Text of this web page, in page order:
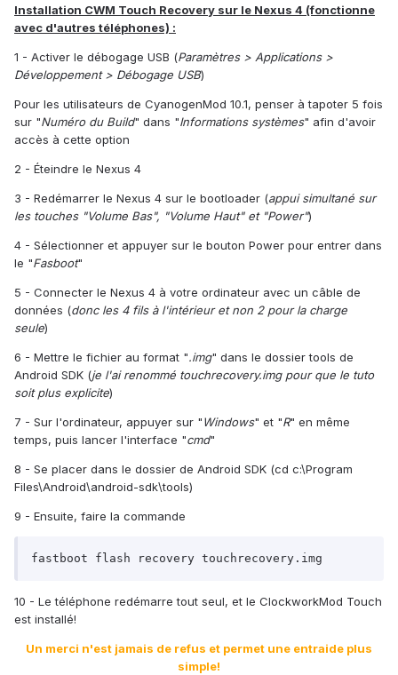
Installation CWM Touch Recovery sur le Nexus 4 (fonctionne
avec d'autres téléphones) :
1 - Activer le débogage USB (Paramètres > Applications >
Développement > Débogage USB)
Pour les utilisateurs de CyanogenMod 10.1, penser à tapoter 5 fois
sur "Numéro du Build" dans "Informations systèmes" afin d'avoir
accès à cette option
2 - Éteindre le Nexus 4
3 - Redémarrer le Nexus 4 sur le bootloader (appui simultané sur
les touches "Volume Bas", "Volume Haut" et "Power")
4 - Sélectionner et appuyer sur le bouton Power pour entrer dans
le "Fasboot"
5 - Connecter le Nexus 4 à votre ordinateur avec un câble de
données (donc les 4 fils à l'intérieur et non 2 pour la charge
seule)
6 - Mettre le fichier au format ".img" dans le dossier tools de
Android SDK (je l'ai renommé touchrecovery.img pour que le tuto
soit plus explicite)
7 - Sur l'ordinateur, appuyer sur "Windows" et "R" en même
temps, puis lancer l'interface "cmd"
8 - Se placer dans le dossier de Android SDK (cd c:\Program
Files\Android\android-sdk\tools)
9 - Ensuite, faire la commande
10 - Le téléphone redémarre tout seul, et le ClockworkMod Touch
est installé!
Un merci n'est jamais de refus et permet une entraide plus
simple!